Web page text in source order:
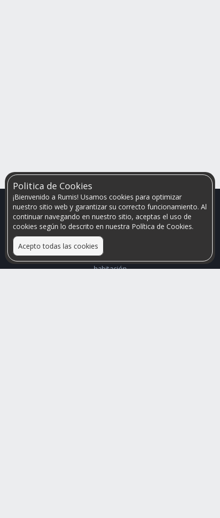
Politica de Cookies
¡Bienvenido a Rumis! Usamos cookies para optimizar
nuestro sitio web y garantizar su correcto funcionamiento. Al
continuar navegando en nuestro sitio, aceptas el uso de
cookies según lo descrito en nuestra Política de Cookies.
Acepto todas las cookies
Relacionamos personas que arriendan con las que buscan una
habitación